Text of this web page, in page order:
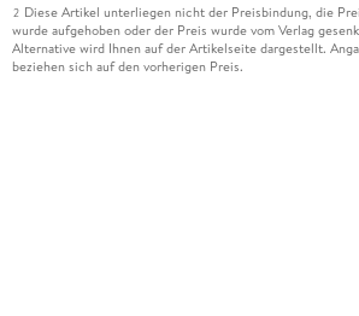
2 Diese Artikel unterliegen nicht der Preisbindung, die
wurde aufgehoben oder der Preis wurde vom Verlag
Alternative wird Ihnen auf der Artikelseite dargestellt.
beziehen sich auf den vorherigen Preis.